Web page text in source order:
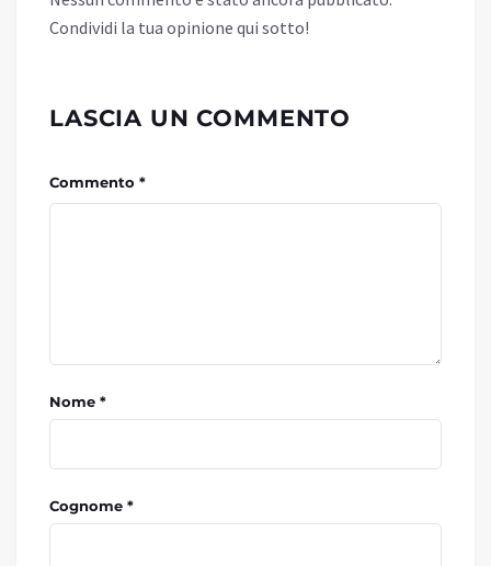
Condividi la tua opinione qui sotto!
LASCIA UN COMMENTO
Commento *
Nome *
Cognome *